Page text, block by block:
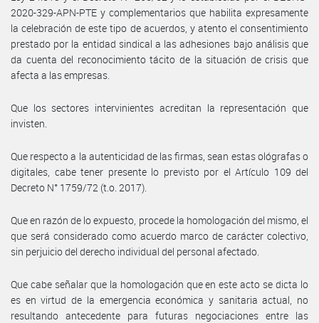
2020-329-APN-PTE y complementarios que habilita expresamente
la celebración de este tipo de acuerdos, y atento el consentimiento
prestado por la entidad sindical a las adhesiones bajo análisis que
da cuenta del reconocimiento tácito de la situación de crisis que
afecta a las empresas.
Que los sectores intervinientes acreditan la representación que
invisten.
Que respecto a la autenticidad de las firmas, sean estas ológrafas o
digitales, cabe tener presente lo previsto por el Artículo 109 del
Decreto N° 1759/72 (t.o. 2017).
Que en razón de lo expuesto, procede la homologación del mismo, el
que será considerado como acuerdo marco de carácter colectivo,
sin perjuicio del derecho individual del personal afectado.
Que cabe señalar que la homologación que en este acto se dicta lo
es en virtud de la emergencia económica y sanitaria actual, no
resultando antecedente para futuras negociaciones entre las